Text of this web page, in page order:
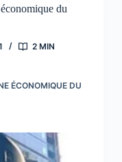
du
2 MIN
ÉCONOMIQUE DU